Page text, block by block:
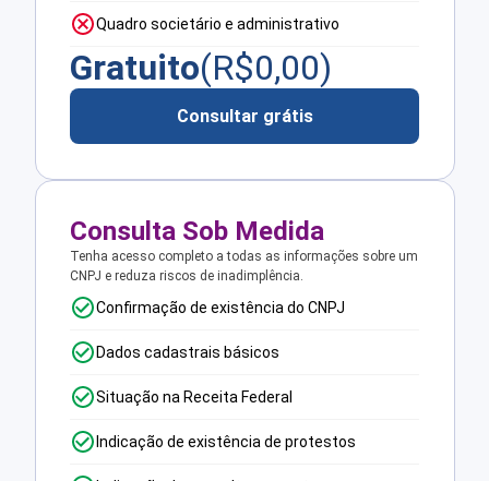
Quadro societário e administrativo
Gratuito(R$0,00)
Consultar grátis
Consulta Sob Medida
Tenha acesso completo a todas as informações sobre um
CNPJ e reduza riscos de inadimplência.
Confirmação de existência do CNPJ
Dados cadastrais básicos
Situação na Receita Federal
Indicação de existência de protestos